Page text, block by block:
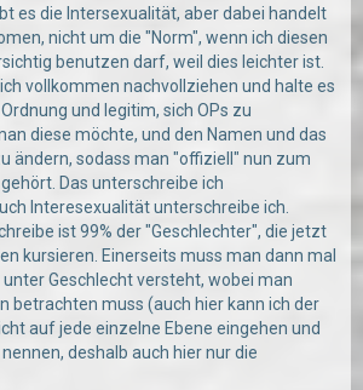
es die Intersexualität, aber dabei handelt
nicht um die "Norm", wenn ich diesen
benutzen darf, weil dies leichter ist.
vollkommen nachvollziehen und halte es
und legitim, sich OPs zu
diese möchte, und den Namen und das
ändern, sodass man "offiziell" nun zum
Das unterschreibe ich
Interesexualität unterschreibe ich.
ist 99% der "Geschlechter", die jetzt
kursieren. Einerseits muss man dann mal
Geschlecht versteht, wobei man
betrachten muss (auch hier kann ich der
auf jede einzelne Ebene eingehen und
deshalb auch hier nur die